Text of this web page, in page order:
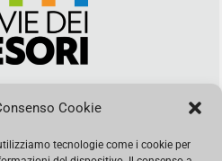
Cookie
tecnologie come i cookie per